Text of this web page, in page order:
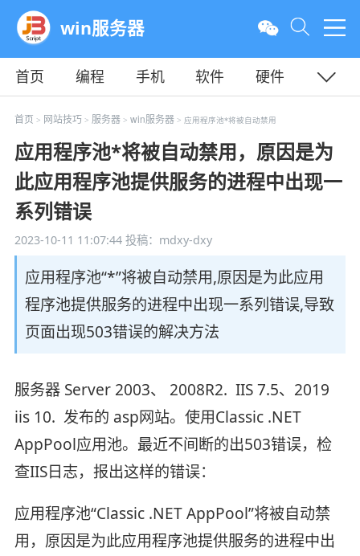
win服务器
首页 编程 手机 软件
硬件
教程
平面 服务器
首页 > 网站技巧 > 服务器> win服务器> 应用程序池*将被自动禁用
应用程序池*将被自动禁用，原因是为
此应用程序池提供服务的进程中出现一
系列错误
2023-10-11 11:07:44投稿：mdxy-dxy
应用程序池“*”将被自动禁用,原因是为此应用
程序池提供服务的进程中出现一系列错误,导致
页面出现503错误的解决方法
服务器 Server 2003、 2008R2. IIS 7.5、2019
iis 10. 发布的 asp网站。使用Classic .NET
AppPool应用池。最近不间断的出503错误，检
查IIS日志，报出这样的错误：
应用程序池“Classic .NET AppPool”将被自动禁
用，原因是为此应用程序池提供服务的进程中出